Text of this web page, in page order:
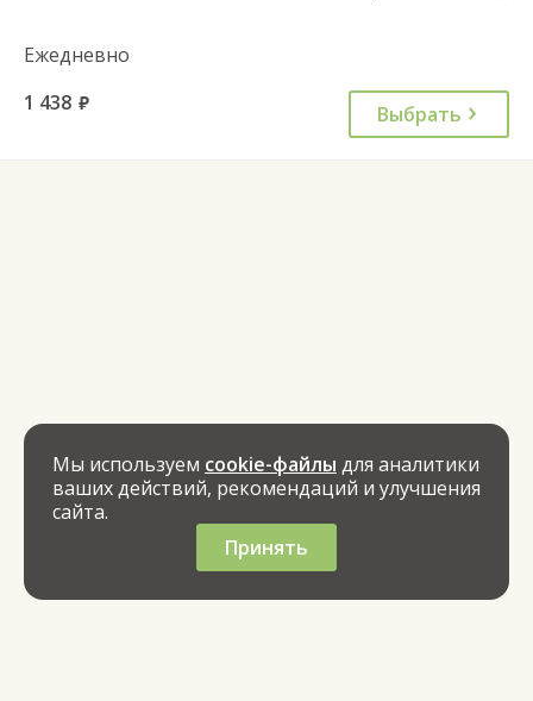
Ежедневно
1 438 руб. Выбрать
Мы используем cookie-файлы для аналитики
ваших действий, рекомендаций и улучшения
сайта.
Принять